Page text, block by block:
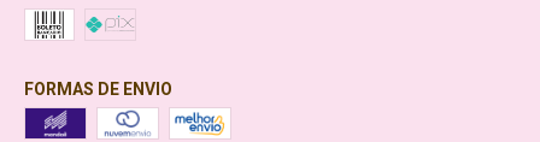
FORMAS DE ENVIO